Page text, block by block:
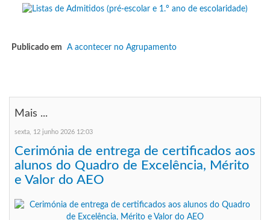
Publicado em A acontecer no Agrupamento
Mais ...
sexta, 12 junho 2026 12:03
Cerimónia de entrega de certificados aos
alunos do Quadro de Excelência, Mérito
e Valor do AEO